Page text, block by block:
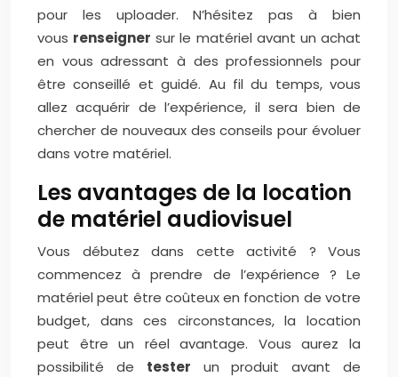
pour les uploader. N’hésitez pas à bien
vous renseigner sur le matériel avant un achat
en vous adressant à des professionnels pour
être conseillé et guidé. Au fil du temps, vous
allez acquérir de l’expérience, il sera bien de
chercher de nouveaux des conseils pour évoluer
dans votre matériel.
Les avantages de la location
de matériel audiovisuel
Vous débutez dans cette activité ? Vous
commencez à prendre de l’expérience ? Le
matériel peut être coûteux en fonction de votre
budget, dans ces circonstances, la location
peut être un réel avantage. Vous aurez la
possibilité de tester un produit avant de